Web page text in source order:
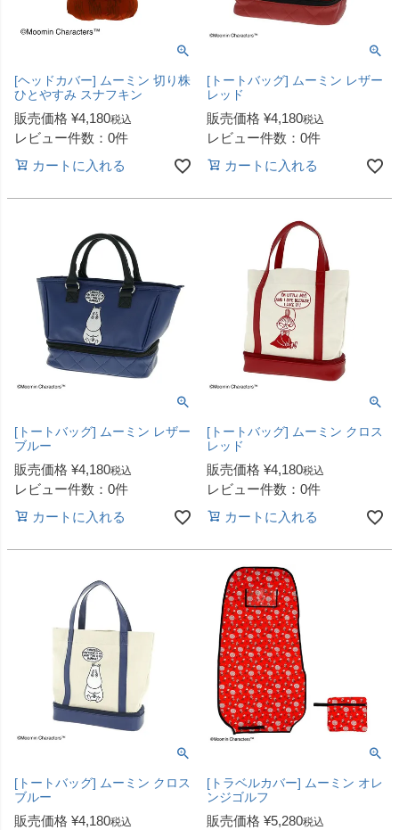
[ヘッドカバー] ムーミン 切り株
ひとやすみ スナフキン
販売価格 ¥4,180税込
レビュー件数：0件
カートに入れる
[トートバッグ] ムーミン レザー
レッド
販売価格 ¥4,180税込
レビュー件数：0件
カートに入れる
[トートバッグ] ムーミン レザー
ブルー
販売価格 ¥4,180税込
レビュー件数：0件
カートに入れる
[トートバッグ] ムーミン クロス
レッド
販売価格 ¥4,180税込
レビュー件数：0件
カートに入れる
[トートバッグ] ムーミン クロス
ブルー
販売価格 ¥4,180税込
[トラベルカバー] ムーミン オレ
ンジゴルフ
販売価格 ¥5,280税込